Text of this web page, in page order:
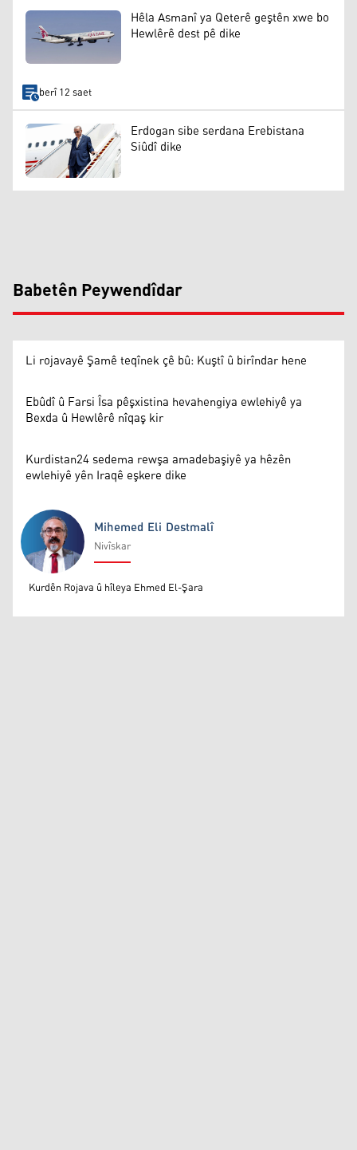
Hêla Asmanî ya Qeterê geştên xwe bo
Hewlêrê dest pê dike
berî 12 saet
Erdogan sibe serdana Erebistana
Siûdî dike
Babetên Peywendîdar
Li rojavayê Şamê teqînek çê bû: Kuştî û birîndar hene
Ebûdî û Farsi Îsa pêşxistina hevahengiya ewlehiyê ya
Bexda û Hewlêrê nîqaş kir
Kurdistan24 sedema rewşa amadebaşiyê ya hêzên
ewlehiyê yên Iraqê eşkere dike
Mihemed Eli Destmalî
Mihemed Eli Destmalî
Nivîskar
Kurdên Rojava û hîleya Ehmed El-Şara